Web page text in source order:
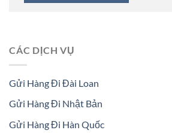
CÁC DỊCH VỤ
Gửi Hàng Đi Đài Loan
Gửi Hàng Đi Nhật Bản
Gửi Hàng Đi Hàn Quốc